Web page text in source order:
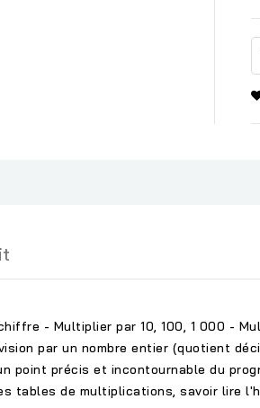
- Multiplier par 10, 100, 1 000 -
par un nombre entier (quotient
point précis et incontournable du
tables de multiplications, savoir lire